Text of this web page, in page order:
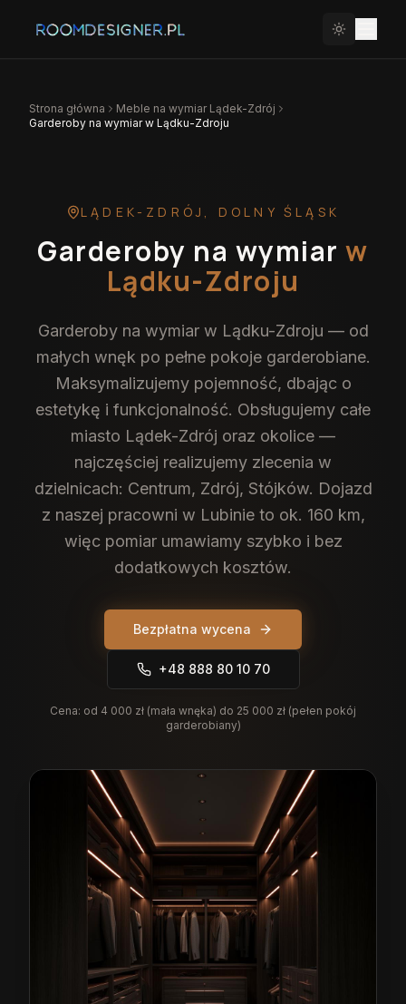
Strona główna Meble na wymiar Lądek-Zdrój
Garderoby na wymiar w Lądku-Zdroju
LĄDEK-ZDRÓJ , DOLNY ŚLĄSK
Garderoby na wymiar w
Lądku-Zdroju
Garderoby na wymiar w Lądku-Zdroju — od
małych wnęk po pełne pokoje garderobiane.
Maksymalizujemy pojemność, dbając o
estetykę i funkcjonalność. Obsługujemy całe
miasto Lądek-Zdrój oraz okolice —
najczęściej realizujemy zlecenia w
dzielnicach: Centrum, Zdrój, Stójków. Dojazd
z naszej pracowni w Lubinie to ok. 160 km,
więc pomiar umawiamy szybko i bez
dodatkowych kosztów.
Bezpłatna wycena
+48 888 80 10 70
Cena: od 4 000 zł (mała wnęka) do 25 000 zł (pełen pokój
garderobiany)